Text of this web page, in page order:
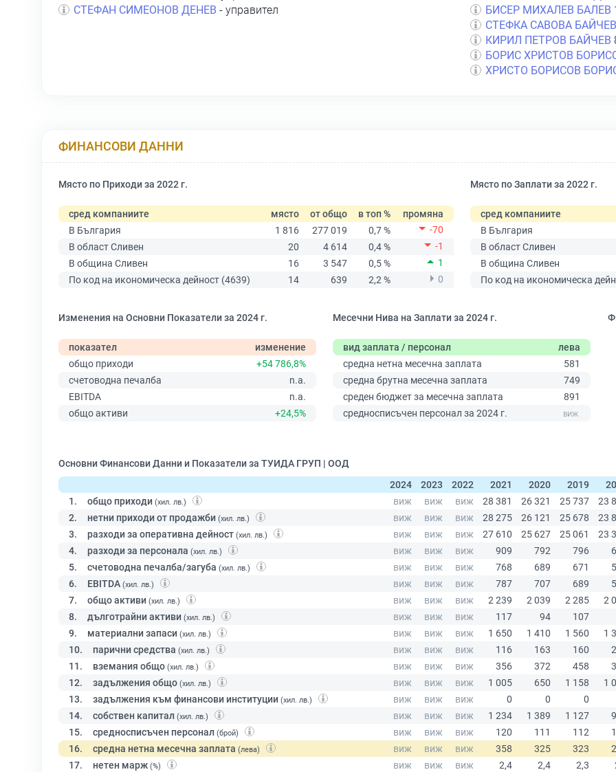
СТЕФАН СИМЕОНОВ ДЕНЕВ - управител
БИСЕР МИХАЛЕВ БАЛЕВ
СТЕФКА САВОВА
КИРИЛ ПЕТРОВ БАЙЧЕВ
БОРИС ХРИСТОВ
ХРИСТО БОРИСОВ
ФИНАНСОВИ ДАННИ
Място по Приходи за 2022 г.
сред компаниите място от общо в топ %
промяна
В България
1 816 277 019 0,7 %
-70
В област Сливен
20 4 614 0,4 %
-1
В община Сливен
16 3 547 0,5 %
1
По код на икономическа дейност (4639)
14 639 2,2 % 0
Място по Заплати за 2022 г.
сред компаниите
В България
В област Сливен
В община Сливен
По код на икономическа
Изменения на Основни Показатели за 2024 г.
показател
изменение
общо приходи
+54 786,8%
счетоводна печалба
n.a.
EBITDA
n.a.
общо активи
+24,5%
Месечни Нива на Заплати за 2024 г.
вид заплата / персонал
лева
средна нетна месечна заплата
581
средна брутна месечна заплата
749
среден бюджет за месечна заплата
891
средносписъчен персонал за 2024 г.
Основни Финансови Данни и Показатели за ТУИДА ГРУП | ООД
2024
2023 2022 2021 2020 2019
1.
общо приходи (хил. лв.)
2. нетни приходи от продажби (хил. лв.)
3. разходи за оперативна дейност (хил. лв.)
4. разходи за персонала (хил. лв.)
5. счетоводна печалба/загуба (хил. лв.)
6. EBITDA (хил. лв.)
7. общо активи (хил. лв.)
8. дълготрайни активи (хил. лв.)
9. материални запаси (хил. лв.)
10. парични средства (хил. лв.)
11. вземания общо (хил. лв.)
12. задължения общо (хил. лв.)
13. задължения към финансови институции (хил. лв.)
14. собствен капитал (хил. лв.)
15. средносписъчен персонал (брой)
16. средна нетна месечна заплата (лева)
17. нетен марж (%)